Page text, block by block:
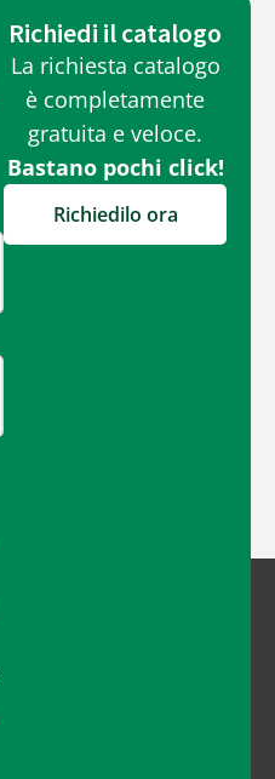
Richiedi il catalogo
La richiesta catalogo
è completamente
gratuita e veloce.
Bastano pochi click!
Richiedilo ora